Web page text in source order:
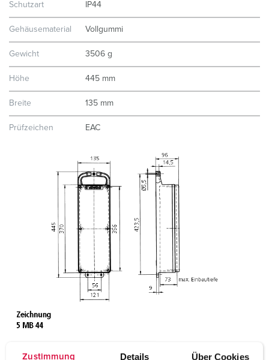
Zustimmung Details Über Cookies
Schutzart IP44
Gehäusematerial Vollgummi
Gewicht 3506 g
Höhe 445 mm
Breite 135 mm
Prüfzeichen EAC